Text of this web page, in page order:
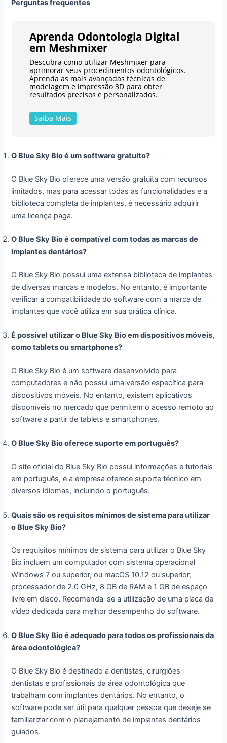
Perguntas frequentes
Aprenda Odontologia Digital
em Meshmixer
Descubra como utilizar Meshmixer para
aprimorar seus procedimentos odontológicos.
Aprenda as mais avançadas técnicas de
modelagem e impressão 3D para obter
resultados precisos e personalizados.
Saiba Mais
O Blue Sky Bio é um software gratuito?
O Blue Sky Bio oferece uma versão gratuita com recursos
limitados, mas para acessar todas as funcionalidades e a
biblioteca completa de implantes, é necessário adquirir
uma licença paga.
O Blue Sky Bio é compatível com todas as marcas de
implantes dentários?
O Blue Sky Bio possui uma extensa biblioteca de implantes
de diversas marcas e modelos. No entanto, é importante
verificar a compatibilidade do software com a marca de
implantes que você utiliza em sua prática clínica.
É possível utilizar o Blue Sky Bio em dispositivos móveis,
como tablets ou smartphones?
O Blue Sky Bio é um software desenvolvido para
computadores e não possui uma versão específica para
dispositivos móveis. No entanto, existem aplicativos
disponíveis no mercado que permitem o acesso remoto ao
software a partir de tablets e smartphones.
O Blue Sky Bio oferece suporte em português?
O site oficial do Blue Sky Bio possui informações e tutoriais
em português, e a empresa oferece suporte técnico em
diversos idiomas, incluindo o português.
Quais são os requisitos mínimos de sistema para utilizar
o Blue Sky Bio?
Os requisitos mínimos de sistema para utilizar o Blue Sky
Bio incluem um computador com sistema operacional
Windows 7 ou superior, ou macOS 10.12 ou superior,
processador de 2.0 GHz, 8 GB de RAM e 1 GB de espaço
livre em disco. Recomenda-se a utilização de uma placa de
vídeo dedicada para melhor desempenho do software.
O Blue Sky Bio é adequado para todos os profissionais da
área odontológica?
O Blue Sky Bio é destinado a dentistas, cirurgiões-
dentistas e profissionais da área odontológica que
trabalham com implantes dentários. No entanto, o
software pode ser útil para qualquer pessoa que deseje se
familiarizar com o planejamento de implantes dentários
guiados.